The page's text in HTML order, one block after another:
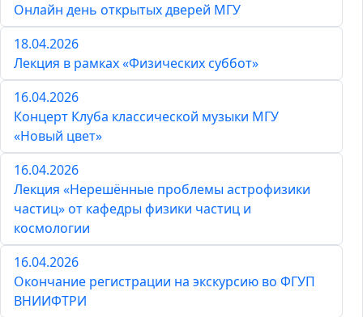
Онлайн день открытых дверей МГУ
18.04.2026
Лекция в рамках «Физических суббот»
16.04.2026
Концерт Клуба классической музыки МГУ
«Новый цвет»
16.04.2026
Лекция «Нерешённые проблемы астрофизики
частиц» от кафедры физики частиц и
космологии
16.04.2026
Окончание регистрации на экскурсию во ФГУП
ВНИИФТРИ